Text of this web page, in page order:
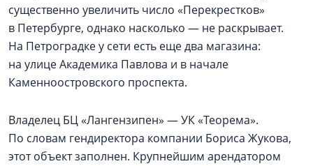
существенно увеличить число «Перекрестков»
в Петербурге, однако насколько — не раскрывает.
На Петроградке у сети есть еще два магазина:
на улице Академика Павлова и в начале
Каменноостровского проспекта.
Владелец БЦ «Лангензипен» — УК «Теорема».
По словам гендиректора компании Бориса Жукова,
этот объект заполнен. Крупнейшим арендатором